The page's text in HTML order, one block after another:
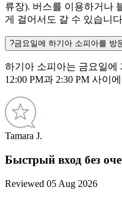
류장). 버스를 이용하거나
게 걸어서도 갈 수 있습니
?금요일에 하기아 소피아를 방
하기아 소피아는 금요일에
12:00 PM과 2:30 PM 사이
Tamara J.
Быстрый вход без
Reviewed 05 Aug 2026